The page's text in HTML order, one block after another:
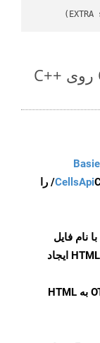
تبدیل ساده OTP Files to WEB روی C++
CellsApiCellsApi</aient/Client/ را
با نام فایل
محلی و فرمت تنظیم شده روی HTML ایجاد
از WordsApi برای تبدیل سند OTP به HTML